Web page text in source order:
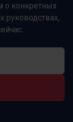
о конкретных
руководствах,